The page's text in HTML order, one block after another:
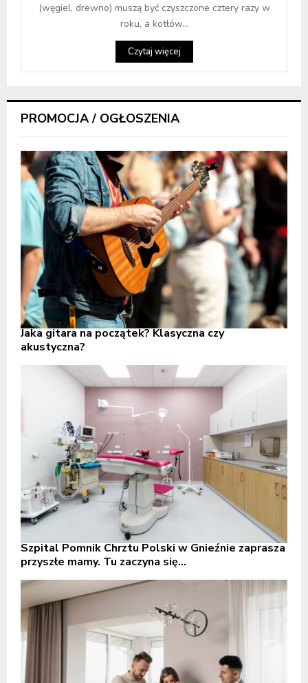
(węgiel, drewno) muszą być czyszczone cztery razy w
roku, a kotłów...
Czytaj więcej
PROMOCJA / OGŁOSZENIA
Jaka gitara na początek? Klasyczna czy
akustyczna?
Szpital Pomnik Chrztu Polski w Gnieźnie zaprasza
przyszłe mamy. Tu zaczyna się...